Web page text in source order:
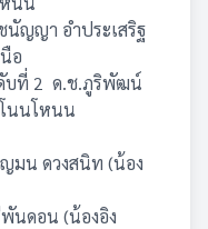
นัญญา อำประเสริฐ
อ
บที่ 2 ด.ช.ภูริพัฒน์
นนโหนน
มน ดวงสนิท (น้อง
นดอน (น้องอิง